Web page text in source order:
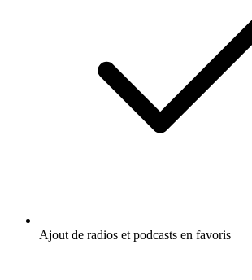
Ajout de radios et podcasts en favoris